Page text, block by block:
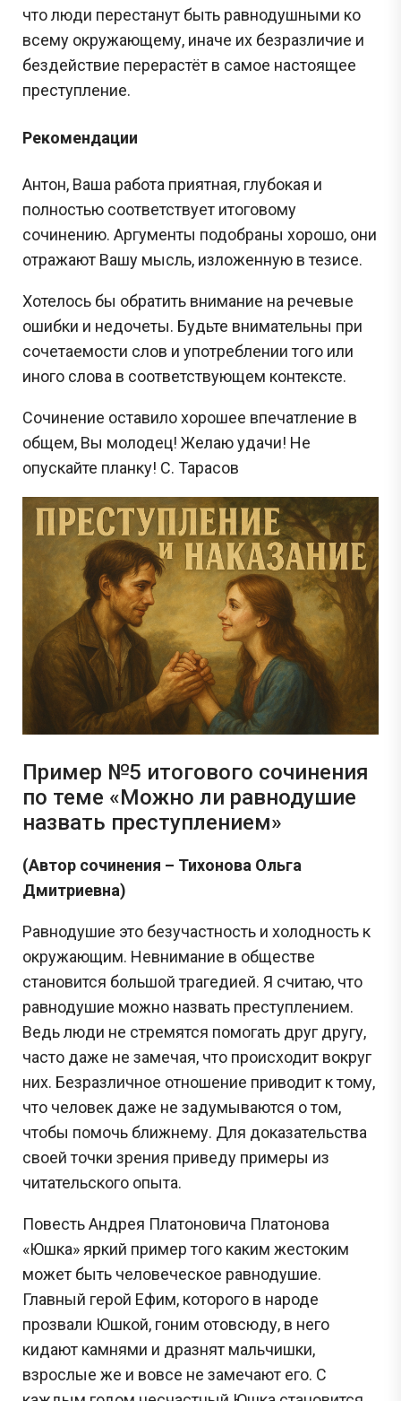
что люди перестанут быть равнодушными ко
всему окружающему, иначе их безразличие и
бездействие перерастёт в самое настоящее
преступление.
Рекомендации
Антон, Ваша работа приятная, глубокая и
полностью соответствует итоговому
сочинению. Аргументы подобраны хорошо, они
отражают Вашу мысль, изложенную в тезисе.
Хотелось бы обратить внимание на речевые
ошибки и недочеты. Будьте внимательны при
сочетаемости слов и употреблении того или
иного слова в соответствующем контексте.
Сочинение оставило хорошее впечатление в
общем, Вы молодец! Желаю удачи! Не
опускайте планку! С. Тарасов
Пример №5 итогового сочинения
по теме «Можно ли равнодушие
назвать преступлением»
(Автор сочинения – Тихонова Ольга
Дмитриевна)
Равнодушие это безучастность и холодность к
окружающим. Невнимание в обществе
становится большой трагедией. Я считаю, что
равнодушие можно назвать преступлением.
Ведь люди не стремятся помогать друг другу,
часто даже не замечая, что происходит вокруг
них. Безразличное отношение приводит к тому,
что человек даже не задумываются о том,
чтобы помочь ближнему. Для доказательства
своей точки зрения приведу примеры из
читательского опыта.
Повесть Андрея Платоновича Платонова
«Юшка» яркий пример того каким жестоким
может быть человеческое равнодушие.
Главный герой Ефим, которого в народе
прозвали Юшкой, гоним отовсюду, в него
кидают камнями и дразнят мальчишки,
взрослые же и вовсе не замечают его. С